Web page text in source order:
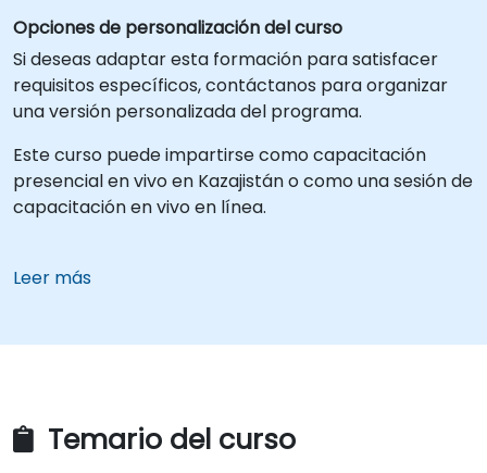
Opciones de personalización del curso
Si deseas adaptar esta formación para satisfacer
requisitos específicos, contáctanos para organizar
una versión personalizada del programa.
Este curso puede impartirse como capacitación
presencial en vivo en Kazajistán o como una sesión de
capacitación en vivo en línea.
Leer más
Temario del curso